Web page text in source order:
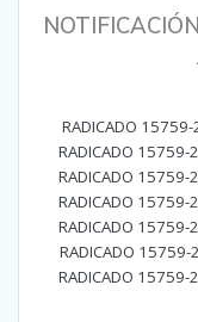
RADICADO
RADICADO
RADICADO
RADICADO
RADICADO
RADICADO
RADICADO